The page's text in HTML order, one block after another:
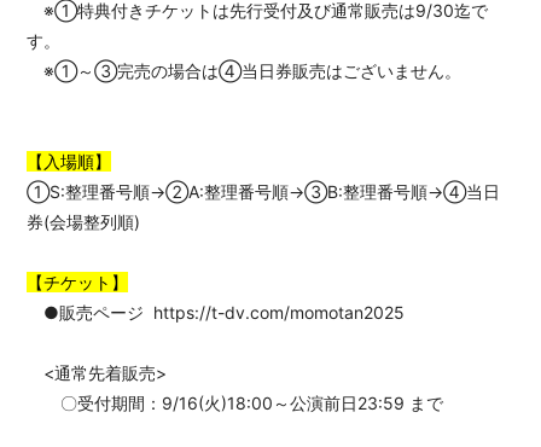
※①特典付きチケットは先行受付及び通常販売は9/30迄で
す。
※①～③完売の場合は④当日券販売はございません。
【入場順】
①S:整理番号順→②A:整理番号順→③B:整理番号順→④当日
券(会場整列順)
【チケット】
●販売ページ https://t-dv.com/momotan2025
<通常先着販売>
〇受付期間：9/16(火)18:00～公演前日23:59 まで